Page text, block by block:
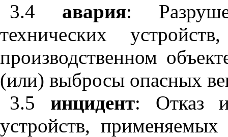
3.4 авария:
технических
производственном
(или) выбросы опасных
3.5 инцидент: Отказ
устройств,